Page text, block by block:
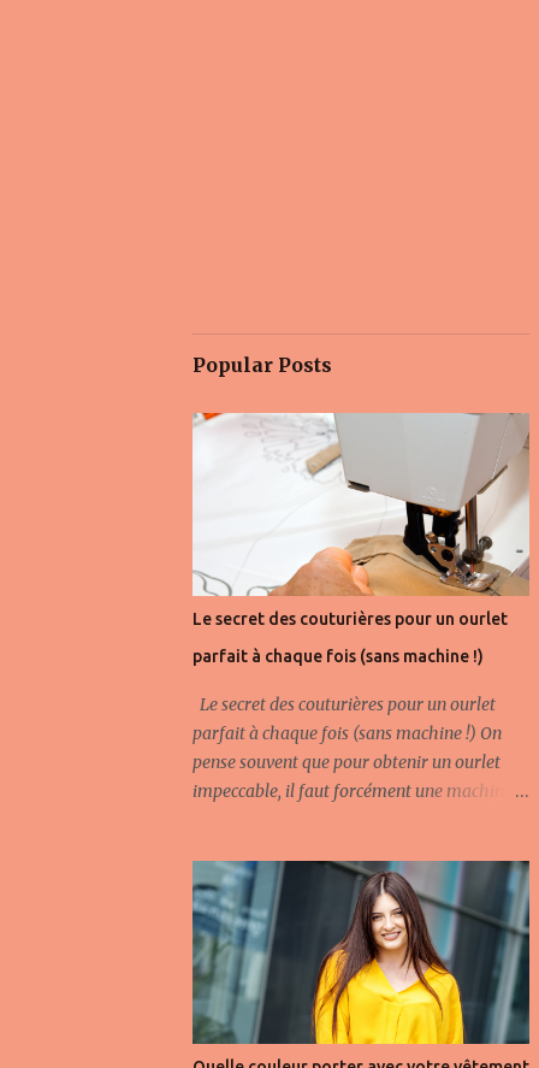
Popular Posts
Le secret des couturières pour un ourlet
parfait à chaque fois (sans machine !)
Le secret des couturières pour un ourlet
parfait à chaque fois (sans machine !) On
pense souvent que pour obtenir un ourlet
impeccable, il faut forcément une machine à
couturières, qu’elles soient débutantes ou
expérimentées, connaissent une astuce
simple, rapide et accessible à tous pour faire
un ourlet propre et résistant… à la main ! Pas
besoin de matériel sophistiqué : juste du fil,
une aiguille et un peu de patience. Voici
comment faire, pas à pas, et surtout